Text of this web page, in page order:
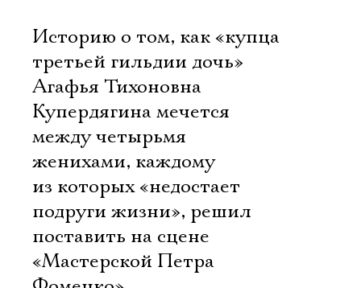
Историю о том, как «купца
третьей гильдии дочь»
Агафья Тихоновна
Купердягина мечется
между четырьмя
женихами, каждому
из которых «недостает
подруги жизни», решил
поставить на сцене
«Мастерской Петра